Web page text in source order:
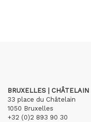
BRUXELLES | CHÂTELAIN
33 place du Châtelain
1050 Bruxelles
+32 (0)2 893 90 30